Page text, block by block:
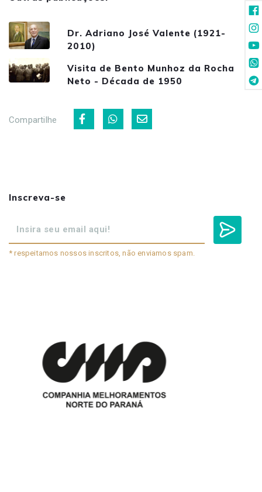
Dr. Adriano José Valente (1921-
2010)
Visita de Bento Munhoz da Rocha
Neto - Década de 1950
Compartilhe
Inscreva-se
* respeitamos nossos inscritos, não enviamos spam.